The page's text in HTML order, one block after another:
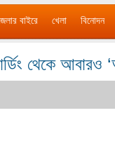
বাইরে খেলা বিনোদন
থেকে